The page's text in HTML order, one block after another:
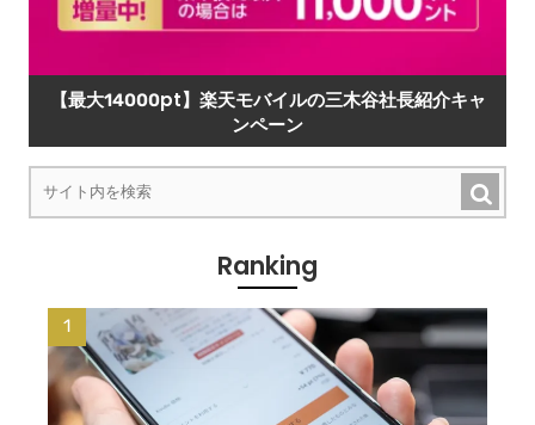
【最大14000pt】楽天モバイルの三木谷社長紹介キャ
ンペーン
Ranking